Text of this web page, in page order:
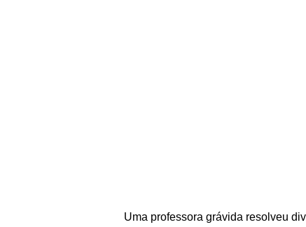
Uma professora grávida resolveu